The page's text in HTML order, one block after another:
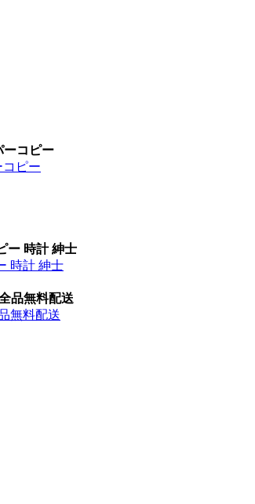
ーコピー
ピー
ー 時計 紳士
時計 紳士
品無料配送
無料配送